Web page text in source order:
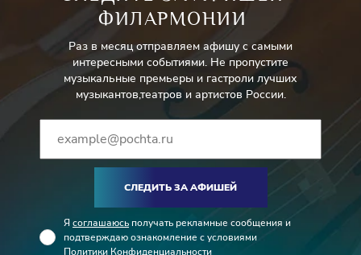
ФИЛАРМОНИИ
Раз в месяц отправляем афишу с самыми
интересными событиями. Не пропустите
музыкальные премьеры и гастроли лучших
музыкантов,театров и артистов России.
СЛЕДИТЬ ЗА АФИШЕЙ
Я соглашаюсь получать рекламные сообщения и
подтверждаю ознакомление с условиями
Политики Конфиденциальности